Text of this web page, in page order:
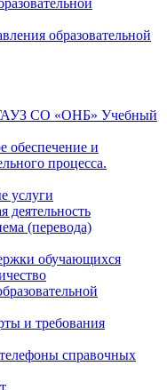
образовательной
ГАУЗ СО «ОНБ» Учебный
обеспечение и
процесса.
услуги
деятельность
(перевода)
обучающихся
и требования
справочных